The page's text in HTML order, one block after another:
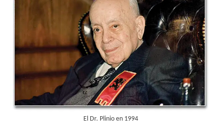
El Dr. Plinio en 1994